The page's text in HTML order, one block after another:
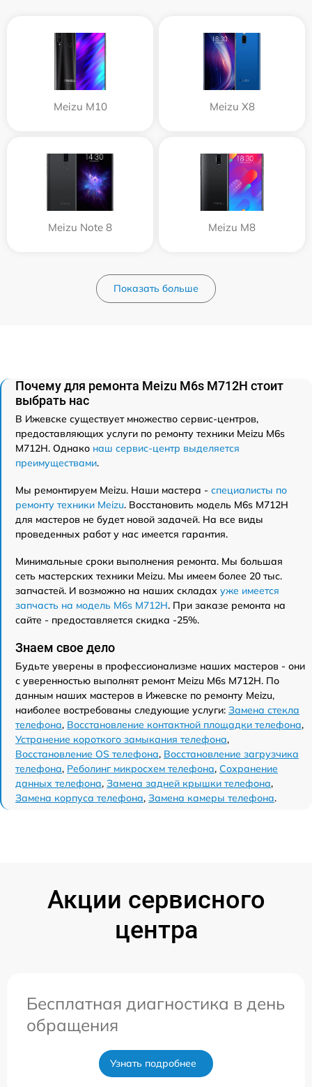
Meizu M10 Meizu X8
Meizu Note 8 Meizu M8
Показать больше
Почему для ремонта Meizu M6s M712H стоит
выбрать нас
В Ижевске существует множество сервис-центров,
предоставляющих услуги по ремонту техники Meizu M6s
M712H. Однако наш сервис-центр выделяется
преимуществами.
Мы ремонтируем Meizu. Наши мастера - специалисты по
ремонту техники Meizu. Восстановить модель M6s M712H
для мастеров не будет новой задачей. На все виды
проведенных работ у нас имеется гарантия.
Минимальные сроки выполнения ремонта. Мы большая
сеть мастерских техники Meizu. Мы имеем более 20 тыс.
запчастей. И возможно на наших складах уже имеется
запчасть на модель M6s M712H. При заказе ремонта на
сайте - предоставляется скидка -25%.
Знаем свое дело
Будьте уверены в профессионализме наших мастеров - они
с уверенностью выполнят ремонт Meizu M6s M712H. По
данным наших мастеров в Ижевске по ремонту Meizu,
наиболее востребованы следующие услуги: Замена стекла
телефона, Восстановление контактной площадки телефона,
Устранение короткого замыкания телефона,
Восстановление OS телефона, Восстановление загрузчика
телефона, Реболинг микросхем телефона, Сохранение
данных телефона, Замена задней крышки телефона,
Замена корпуса телефона, Замена камеры телефона.
Акции сервисного
центра
Бесплатная диагностика в день
обращения
Узнать подробнее